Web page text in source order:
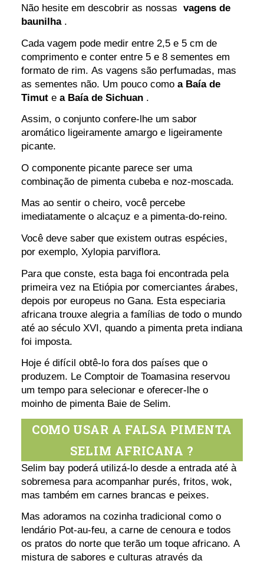
Não hesite em descobrir as nossasvagens de
baunilha.
Cada vagem pode medir entre 2,5 e 5 cm de
comprimento e conter entre 5 e 8 sementes em
formato de rim. As vagens são perfumadas, mas
as sementes não. Um pouco comoa Baía de
Timut ea Baía de Sichuan .
Assim, o conjunto confere-lhe um sabor
aromático ligeiramente amargo e ligeiramente
picante.
O componente picante parece ser uma
combinação de pimenta cubeba e noz-moscada.
Mas ao sentir o cheiro, você percebe
imediatamente o alcaçuz e a pimenta-do-reino.
Você deve saber que existem outras espécies,
por exemplo, Xylopia parviflora.
Para que conste, esta baga foi encontrada pela
primeira vez na Etiópia por comerciantes árabes,
depois por europeus no Gana. Esta especiaria
africana trouxe alegria a famílias de todo o mundo
até ao século XVI, quando a pimenta preta indiana
foi imposta.
Hoje é difícil obtê-lo fora dos países que o
produzem. Le Comptoir de Toamasina reservou
um tempo para selecionar e oferecer-lhe o
moinho de pimenta Baie de Selim.
COMO USAR A FALSA PIMENTA
SELIM AFRICANA ?
Selim bay poderá utilizá-lo desde a entrada até à
sobremesa para acompanhar purés, fritos, wok,
mas também em carnes brancas e peixes.
Mas adoramos na cozinha tradicional como o
lendário Pot-au-feu, a carne de cenoura e todos
os pratos do norte que terão um toque africano. A
mistura de sabores e culturas através da